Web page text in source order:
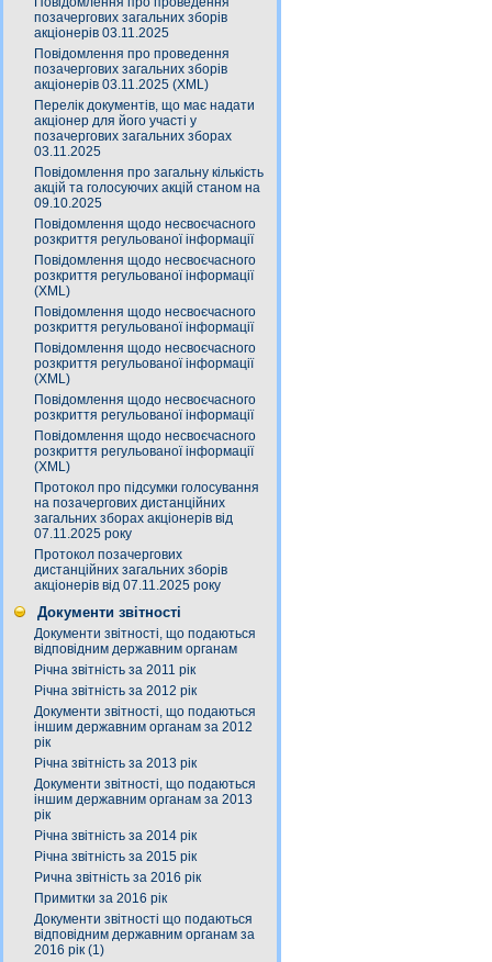
позачергових загальних зборів
акціонерів 03.11.2025
Повідомлення про проведення
позачергових загальних зборів
акціонерів 03.11.2025 (XML)
Перелік документів, що має надати
акціонер для його участі у
позачергових загальних зборах
03.11.2025
Повідомлення про загальну кількість
акцій та голосуючих акцій станом на
09.10.2025
Повідомлення щодо несвоєчасного
розкриття регульованої інформації
Повідомлення щодо несвоєчасного
розкриття регульованої інформації
(XML)
Повідомлення щодо несвоєчасного
розкриття регульованої інформації
Повідомлення щодо несвоєчасного
розкриття регульованої інформації
(XML)
Повідомлення щодо несвоєчасного
розкриття регульованої інформації
Повідомлення щодо несвоєчасного
розкриття регульованої інформації
(XML)
Протокол про підсумки голосування
на позачергових дистанційних
загальних зборах акціонерів від
07.11.2025 року
Протокол позачергових
дистанційних загальних зборів
акціонерів від 07.11.2025 року
Документи звітності
Документи звітності, що подаються
відповідним державним органам
Річна звітність за 2011 рік
Річна звітність за 2012 рік
Документи звітності, що подаються
іншим державним органам за 2012
рік
Річна звітність за 2013 рік
Документи звітності, що подаються
іншим державним органам за 2013
рік
Річна звітність за 2014 рік
Річна звітність за 2015 рік
Рична звітність за 2016 рік
Примитки за 2016 рік
Документи звітності що подаються
відповідним державним органам за
2016 рік (1)